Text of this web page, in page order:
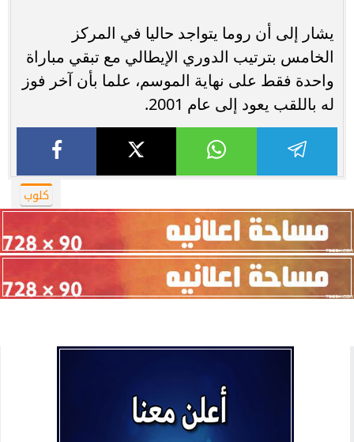
يشار إلى أن روما يتواجد حاليا في المركز
الخامس بترتيب الدوري الإيطالي مع تبقي مباراة
واحدة فقط على نهاية الموسم، علما بأن آخر فوز
له باللقب يعود إلى عام 2001.
كلوب